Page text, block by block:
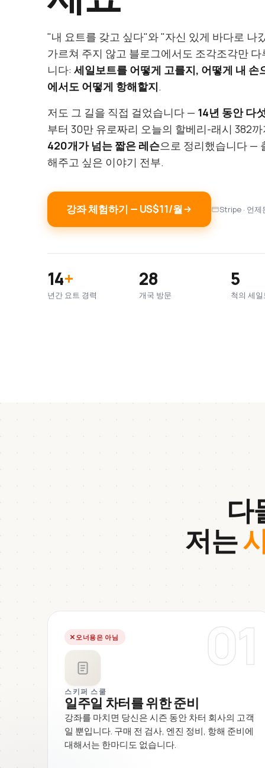
"내 요트를 갖고 싶다"와 "자신 있게 바다로 나
가르쳐 주지 않고 블로그에서도 조각조각만
니다: 세일보트를 어떻게 고를지, 어떻게 내 손
에서도 어떻게 항해할지.
저도 그 길을 직접 걸었습니다 — 14년 동안 다
부터 30만 유로짜리 오늘의 할베리-래시 382
420개가 넘는 짧은 레슨으로 정리했습니다 —
해주고 싶은 이야기 전부.
강좌 체험하기 — US$11/월 Stripe · 언제
14+
년간 요트 경력
28
개국 방문
5
척의 세
다
저는
01
오너용은 아님
스키퍼 스쿨
일주일 차터를 위한 준비
강좌를 마치면 당신은 시즌 동안 차터 회사의 고객
일 뿐입니다. 구매 전 검사, 엔진 정비, 항해 준비에
대해서는 한마디도 없습니다.